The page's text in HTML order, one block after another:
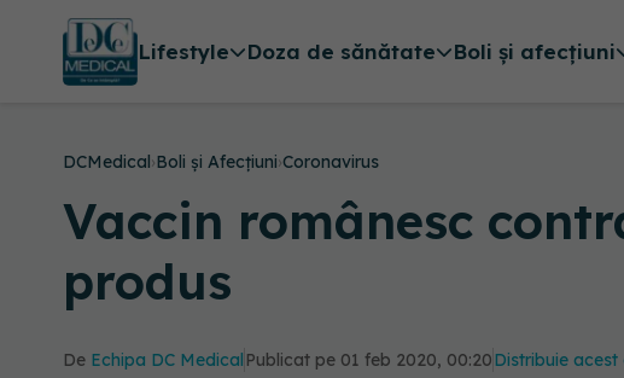
Lifestyle Doza de sănătate Boli și afecțiuni
DCMedical›Boli și Afecțiuni›Coronavirus
Vaccin românesc
produs
De Echipa DC Medical Publicat pe 01 feb 2020, 00:20Distribuie acest